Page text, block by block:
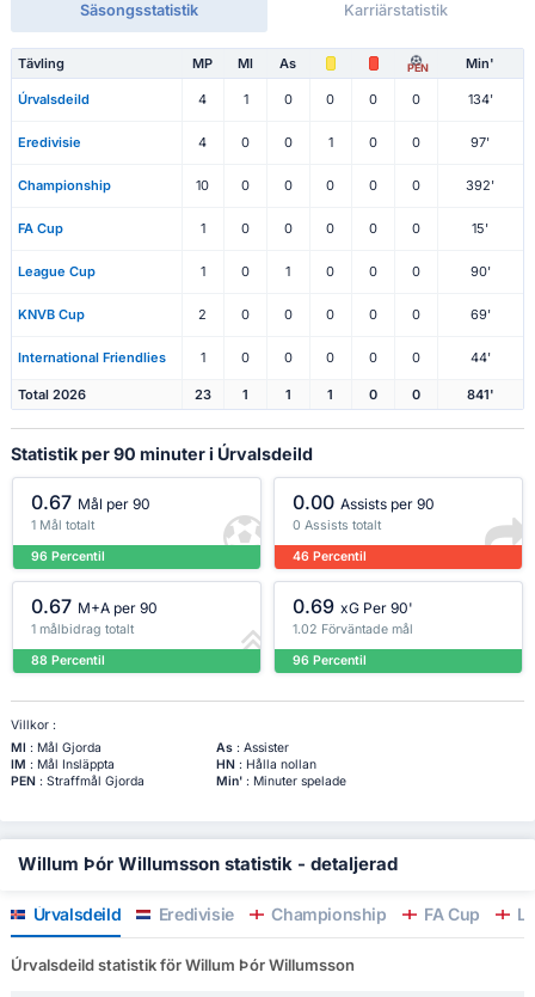
Säsongsstatistik Karriärstatistik
Tävling MP Ml As PEN Min'
Úrvalsdeild 4 1 0 0 0 0 134'
Eredivisie 4 0 0 1 0 0 97'
Championship 10 0 0 0 0 0 392'
FA Cup 1 0 0 0 0 0 15'
League Cup 1 0 1 0 0 0 90'
KNVB Cup 2 0 0 0 0 0 69'
International Friendlies 1 0 0 0 0 0 44'
Total 2026 23 1 1 1 0 0 841'
Statistik per 90 minuter i Úrvalsdeild
0.67 Mål per 90
1 Mål totalt
96 Percentil
0.00 Assists per 90
0 Assists totalt
46 Percentil
0.67 M+A per 90
1 målbidrag totalt
88 Percentil
0.69 xG Per 90'
1.02 Förväntade mål
96 Percentil
Villkor :
Ml : Mål Gjorda As: Assister
IM : Mål Insläppta HN: Hålla nollan
PEN: Straffmål Gjorda Min': Minuter spelade
Willum Þór Willumsson statistik - detaljerad
Úrvalsdeild Eredivisie Championship FA Cup
Úrvalsdeild statistik för Willum Þór Willumsson